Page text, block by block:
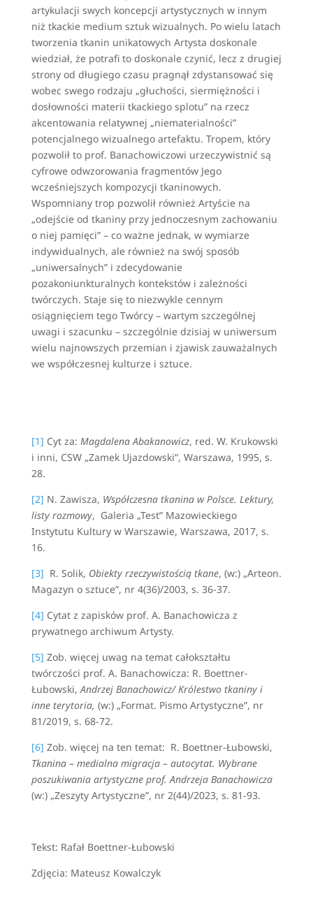
artykulacji swych koncepcji artystycznych w innym
niż tkackie medium sztuk wizualnych. Po wielu latach
tworzenia tkanin unikatowych Artysta doskonale
wiedział, że potrafi to doskonale czynić, lecz z drugiej
strony od długiego czasu pragnął zdystansować się
wobec swego rodzaju „głuchości, siermiężności i
dosłowności materii tkackiego splotu” na rzecz
akcentowania relatywnej „niematerialności”
potencjalnego wizualnego artefaktu. Tropem, który
pozwolił to prof. Banachowiczowi urzeczywistnić są
cyfrowe odwzorowania fragmentów Jego
wcześniejszych kompozycji tkaninowych.
Wspomniany trop pozwolił również Artyście na
„odejście od tkaniny przy jednoczesnym zachowaniu
o niej pamięci” – co ważne jednak, w wymiarze
indywidualnych, ale również na swój sposób
„uniwersalnych” i zdecydowanie
pozakoniunkturalnych kontekstów i zależności
twórczych. Staje się to niezwykle cennym
osiągnięciem tego Twórcy – wartym szczególnej
uwagi i szacunku – szczególnie dzisiaj w uniwersum
wielu najnowszych przemian i zjawisk zauważalnych
we współczesnej kulturze i sztuce.
[1] Cyt za: Magdalena Abakanowicz, red. W. Krukowski
i inni, CSW „Zamek Ujazdowski”, Warszawa, 1995, s.
28.
[2] N. Zawisza, Współczesna tkanina w Polsce. Lektury,
listy rozmowy, Galeria „Test” Mazowieckiego
Instytutu Kultury w Warszawie, Warszawa, 2017, s.
16.
[3] R. Solik, Obiekty rzeczywistością tkane, (w:) „Arteon.
Magazyn o sztuce”, nr 4(36)/2003, s. 36-37.
[4] Cytat z zapisków prof. A. Banachowicza z
prywatnego archiwum Artysty.
[5] Zob. więcej uwag na temat całokształtu
twórczości prof. A. Banachowicza: R. Boettner-
Łubowski,Andrzej Banachowicz/ Królestwo tkaniny i
inne terytoria, (w:) „Format. Pismo Artystyczne”, nr
81/2019, s. 68-72.
[6] Zob. więcej na ten temat: R. Boettner-Łubowski,
Tkanina – medialna migracja – autocytat. Wybrane
poszukiwania artystyczne prof. Andrzeja Banachowicza
(w:) „Zeszyty Artystyczne”, nr 2(44)/2023, s. 81-93.
Tekst: Rafał Boettner-Łubowski
Zdjęcia: Mateusz Kowalczyk